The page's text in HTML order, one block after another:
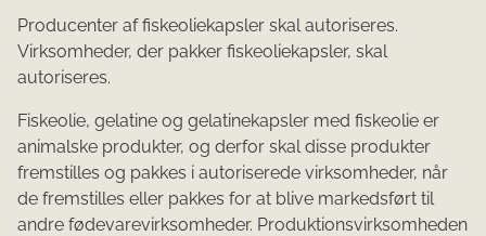
Producenter af fiskeoliekapsler skal autoriseres.
Virksomheder, der pakker fiskeoliekapsler, skal
autoriseres.
Fiskeolie, gelatine og gelatinekapsler med fiskeolie er
animalske produkter, og derfor skal disse produkter
fremstilles og pakkes i autoriserede virksomheder, når
de fremstilles eller pakkes for at blive markedsført til
andre fødevarevirksomheder. Produktionsvirksomheden